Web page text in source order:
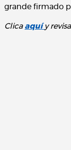
grande firmado
Clica aquí y